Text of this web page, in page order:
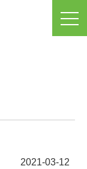
2021-03-12